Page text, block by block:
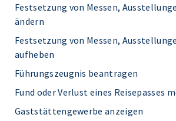
Festsetzung von Messen,
ändern
Festsetzung von Messen,
aufheben
Führungszeugnis beantragen
Fund oder Verlust eines Reisepasses
Gaststättengewerbe anzeigen